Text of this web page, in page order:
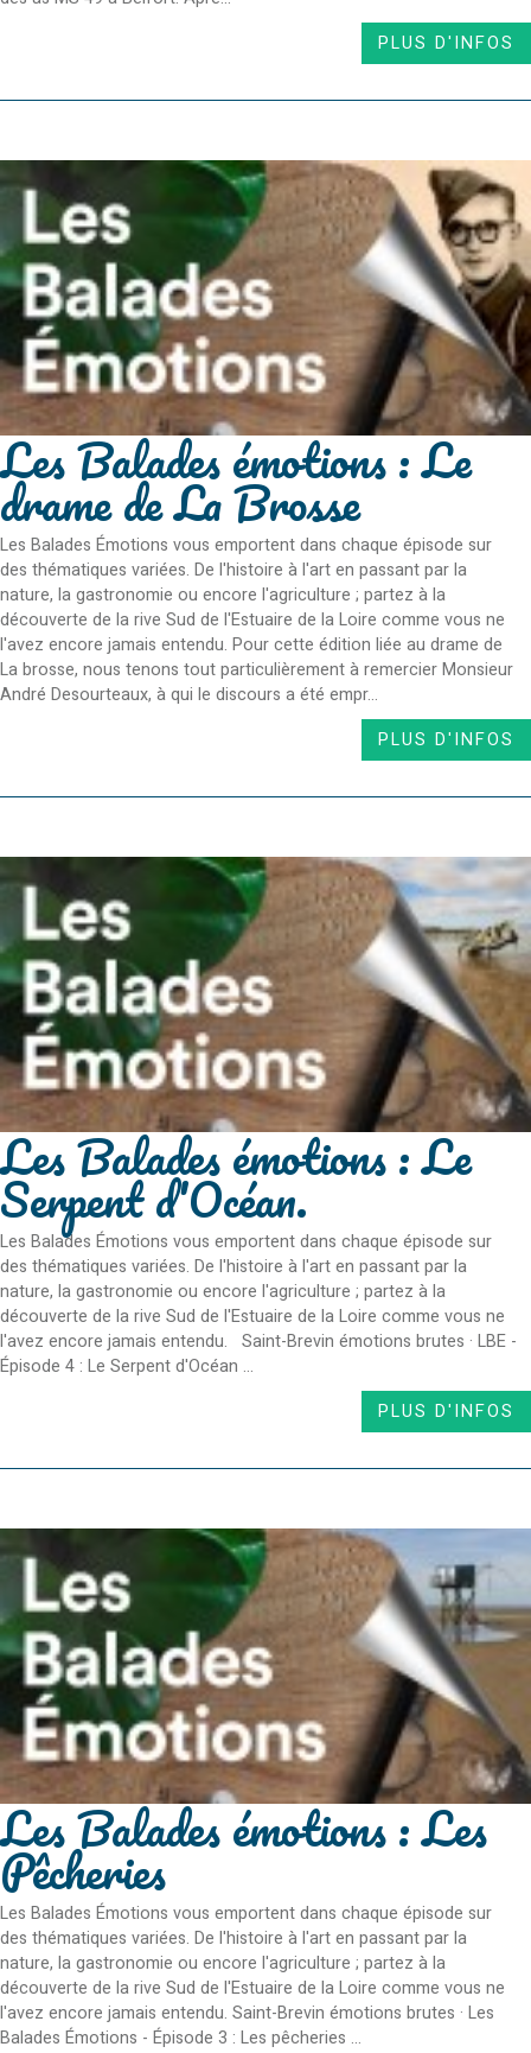
PLUS D'INFOS
Les Balades émotions : Le
drame de La Brosse
Les Balades Émotions vous emportent dans chaque épisode sur
des thématiques variées. De l'histoire à l'art en passant par la
nature, la gastronomie ou encore l'agriculture ; partez à la
découverte de la rive Sud de l'Estuaire de la Loire comme vous ne
l'avez encore jamais entendu. Pour cette édition liée au drame de
La brosse, nous tenons tout particulièrement à remercier Monsieur
André Desourteaux, à qui le discours a été empr...
PLUS D'INFOS
Les Balades émotions : Le
Serpent d'Océan.
Les Balades Émotions vous emportent dans chaque épisode sur
des thématiques variées. De l'histoire à l'art en passant par la
nature, la gastronomie ou encore l'agriculture ; partez à la
découverte de la rive Sud de l'Estuaire de la Loire comme vous ne
l'avez encore jamais entendu. Saint-Brevin émotions brutes · LBE -
Épisode 4 : Le Serpent d'Océan ...
PLUS D'INFOS
Les Balades émotions : Les
Pêcheries
Les Balades Émotions vous emportent dans chaque épisode sur
des thématiques variées. De l'histoire à l'art en passant par la
nature, la gastronomie ou encore l'agriculture ; partez à la
découverte de la rive Sud de l'Estuaire de la Loire comme vous ne
l'avez encore jamais entendu. Saint-Brevin émotions brutes · Les
Balades Émotions - Épisode 3 : Les pêcheries ...